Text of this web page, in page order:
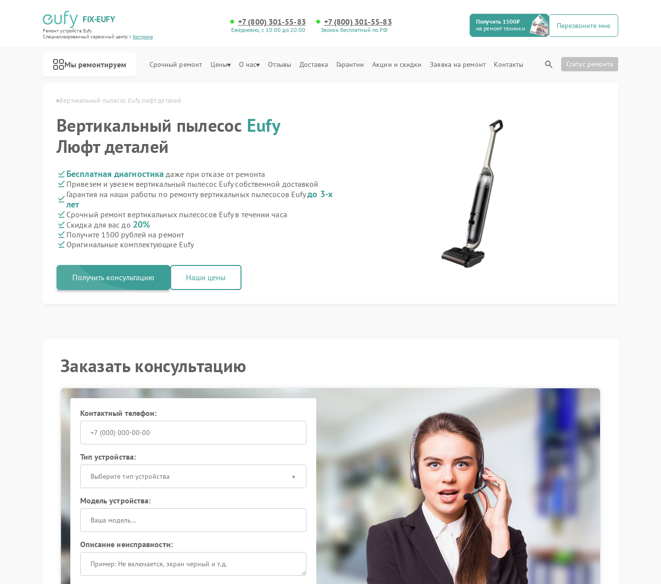
FIX-EUFY
Ремонт устройств Eufy
Специализированный cервисный центр г.Кострома
+7 (800) 301-55-83
Ежедневно, с 10:00 до 20:00
+7 (800) 301-55-83
Звонок бесплатный по РФ
Получить 1500₽
на ремонт техники
Перезвоните мне
Мы ремонтируем Срочный ремонт Цены О нас Отзывы Доставка Гарантии Акции и скидки Заявка на ремонт Контакты Статус ремонта
Eufy в Костроме Вертикальный пылесос Eufy люфт деталей
Вертикальный пылесос Eufy
Люфт деталей
Бесплатная диагностика даже при отказе от ремонта
Привезем и увезем вертикальный пылесос Eufy собственной доставкой
Гарантия на наши работы по ремонту вертикальных пылесосов Eufyдо 3-х
лет
Срочный ремонт вертикальных пылесосов Eufy в течении часа
Скидка для вас до 20%
Получите 1500 рублей на ремонт
Оригинальные комплектующие Eufy
Получить консультацию Наши цены
Заказать консультацию
Контактный телефон:
Тип устройства:
Выберите тип устройства
Модель устройства:
Описание неисправности: